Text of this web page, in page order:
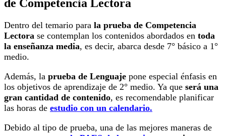
de Competencia Lectora
Dentro del temario para la prueba de Competencia
Lectora se contemplan los contenidos abordados en toda
la enseñanza media, es decir, abarca desde 7° básico a 1°
medio.
Además, la prueba de Lenguaje pone especial énfasis en
los objetivos de aprendizaje de 2° medio. Ya que será una
gran cantidad de contenido, es recomendable planificar
las horas de estudio con un calendario.
Debido al tipo de prueba, una de las mejores maneras de